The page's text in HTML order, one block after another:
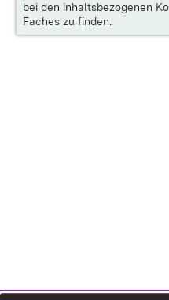
bei den inhaltsbezogenen
Faches zu finden.